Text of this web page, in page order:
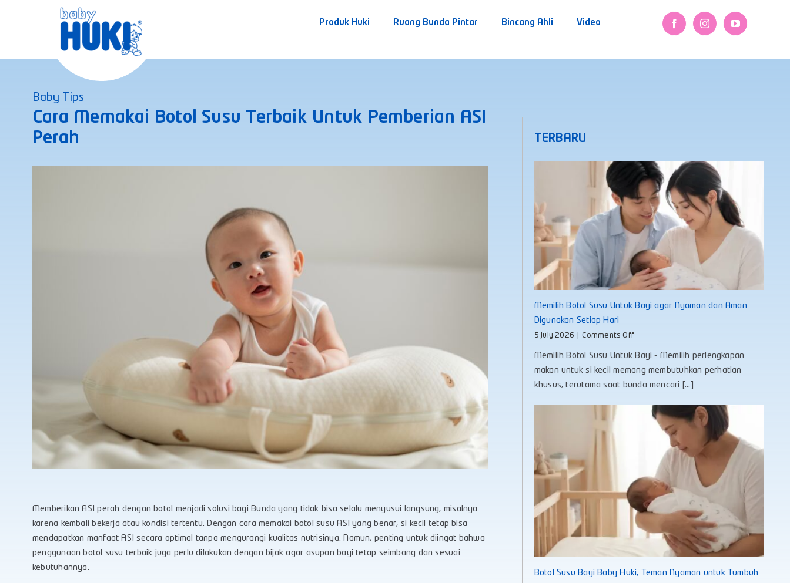
Produk Huki Ruang Bunda Pintar Bincang Ahli Video
Baby Tips
Cara Memakai Botol Susu Terbaik Untuk Pemberian ASI
Perah
Memberikan ASI perah dengan botol menjadi solusi bagi Bunda yang tidak bisa selalu menyusui langsung, misalnya
karena kembali bekerja atau kondisi tertentu. Dengan cara memakai botol susu ASI yang benar, si kecil tetap bisa
mendapatkan manfaat ASI secara optimal tanpa mengurangi kualitas nutrisinya. Namun, penting untuk diingat bahwa
penggunaanbotol susu terbaik juga perlu dilakukan dengan bijak agar asupan bayi tetap seimbang dan sesuai
kebutuhannya.
TERBARU
Memilih Botol Susu Untuk Bayi agar Nyaman dan Aman
Digunakan Setiap Hari
5 July 2026 Comments Offon
Botol
Susu
Nyaman
Memilih Botol Susu Untuk Bayi - Memilih perlengkapan
makan untuk si kecil memang membutuhkan perhatian
khusus, terutama saat bunda mencari [...]
Botol Susu Bayi Baby Huki, Teman Nyaman untuk Tumbuh